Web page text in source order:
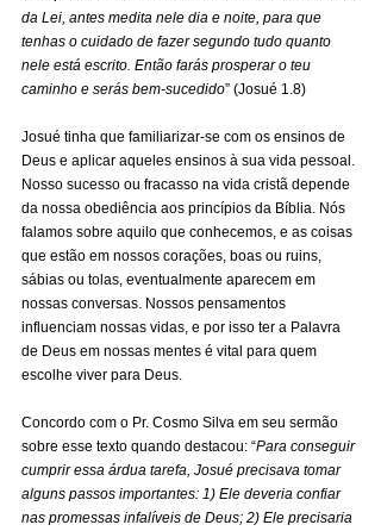
da Lei, antes medita nele dia e noite, para que
tenhas o cuidado de fazer segundo tudo quanto
nele está escrito. Então farás prosperar o teu
caminho e serás bem-sucedido” (Josué 1.8)
Josué tinha que familiarizar-se com os ensinos de
Deus e aplicar aqueles ensinos à sua vida pessoal.
Nosso sucesso ou fracasso na vida cristã depende
da nossa obediência aos princípios da Bíblia. Nós
falamos sobre aquilo que conhecemos, e as coisas
que estão em nossos corações, boas ou ruins,
sábias ou tolas, eventualmente aparecem em
nossas conversas. Nossos pensamentos
influenciam nossas vidas, e por isso ter a Palavra
de Deus em nossas mentes é vital para quem
escolhe viver para Deus.
Concordo com o Pr. Cosmo Silva em seu sermão
sobre esse texto quando destacou: “Para conseguir
cumprir essa árdua tarefa, Josué precisava tomar
alguns passos importantes: 1) Ele deveria confiar
nas promessas infalíveis de Deus; 2) Ele precisaria